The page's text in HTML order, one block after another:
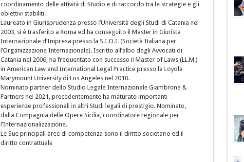
coordinamento delle attività di Studio e di raccordo tra le strategie e gli
obiettivi stabiliti.
Laureato in Giurisprudenza presso l’Università degli Studi di Catania nel
2003, si è trasferito a Roma ed ha conseguito il Master in Giurista
Internazionale d’Impresa presso la S.I.O.I. (Società Italiana per
l’Organizzazione Internazionale). Iscritto all’albo degli Avvocati di
Catania nel 2006, ha frequentato con successo il Master of Laws (LL.M.)
in American Law and International Legal Practice presso la Loyola
Marymount University di Los Angeles nel 2010.
Nominato partner dello Studio Legale Internazionale Giambrone &
Partners nel 2021, precedentemente ha maturato importanti
esperienze professionali in altri Studi legali di prestigio. Nominato,
dalla Compagnia delle Opere Sicilia, coordinatore regionale per
l’Internazionalizzazione.
Le Sue principali aree di competenza sono il diritto societario ed il
diritto contrattuale